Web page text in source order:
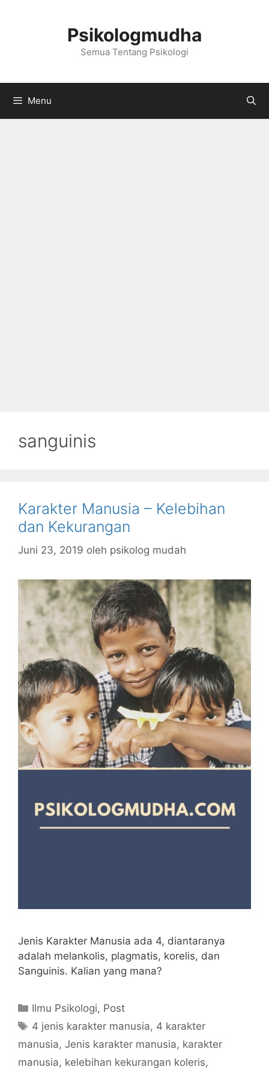
Psikologmudha
Semua Tentang Psikologi
Menu
sanguinis
Karakter Manusia – Kelebihan
dan Kekurangan
Juni 23, 2019 oleh psikolog mudah
Jenis Karakter Manusia ada 4, diantaranya
adalah melankolis, plagmatis, korelis, dan
Sanguinis. Kalian yang mana?
Kategori
Ilmu Psikologi, Post
Tag
4 jenis karakter manusia, 4 karakter
manusia, Jenis karakter manusia, karakter
manusia, kelebihan kekurangan koleris,